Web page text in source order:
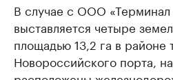
В случае с ООО «Терминал
выставляется четыре
площадью 13,2 га в районе
Новороссийского порта,